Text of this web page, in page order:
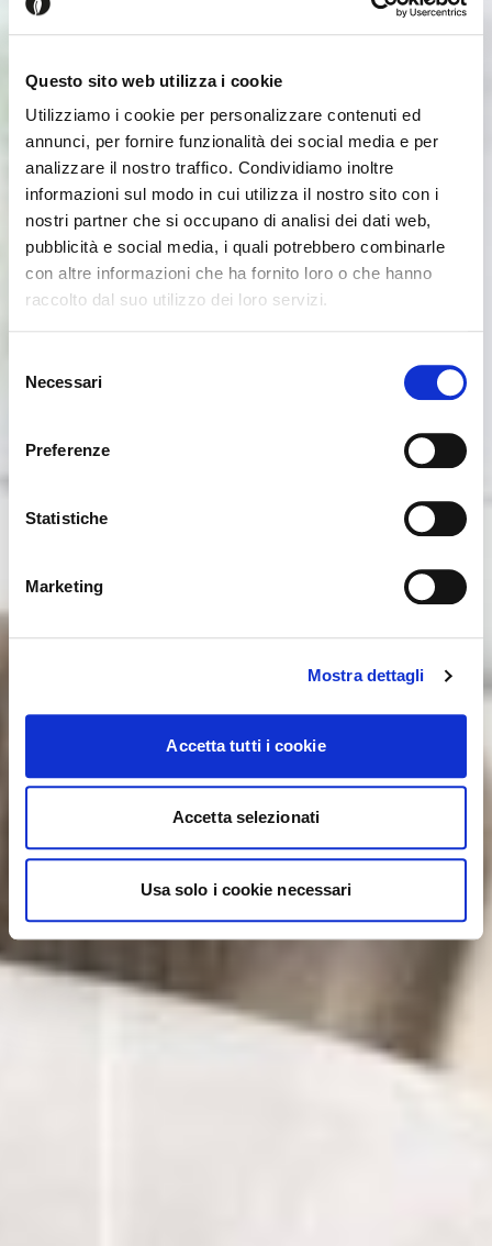
Questo sito web utilizza i cookie
Utilizziamo i cookie per personalizzare contenuti ed
annunci, per fornire funzionalità dei social media e per
analizzare il nostro traffico. Condividiamo inoltre
informazioni sul modo in cui utilizza il nostro sito con i
nostri partner che si occupano di analisi dei dati web,
pubblicità e social media, i quali potrebbero combinarle
con altre informazioni che ha fornito loro o che hanno
raccolto dal suo utilizzo dei loro servizi.
delNecessari
Preferenze
Statistiche
Marketing
Mostra dettagli
Accetta tutti i cookie
Accetta selezionati
Usa solo i cookie necessari
Seems like you’re browsing from Close
International. Would you like to switch to the site in